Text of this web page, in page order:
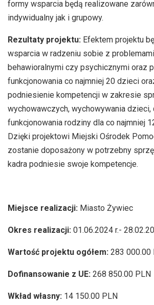
formy wsparcia będą realizowane
indywidualny jak i grupowy.
Rezultaty projektu: Efektem projektu
wsparcia w radzeniu sobie z
behawioralnymi czy psychicznymi oraz
funkcjonowania co najmniej 20 dzieci
podniesienie kompetencji w zakresie
wychowawczych, wychowywania dzieci,
funkcjonowania rodziny dla co najmniej
Dzięki projektowi Miejski Ośrodek
zostanie doposażony w potrzebny
kadra podniesie swoje kompetencje.
Miejsce realizacji: Miasto Żywiec
Okres realizacji: 01.06.2024 r.-
Wartość projektu ogółem: 283 000.00
Dofinansowanie z UE: 268 850.00 PLN
Wkład własny: 14 150.00 PLN